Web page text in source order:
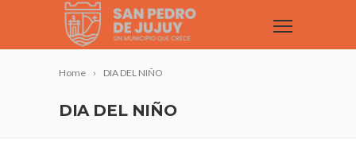
Home DIA DEL NIÑO
DIA DEL NIÑO